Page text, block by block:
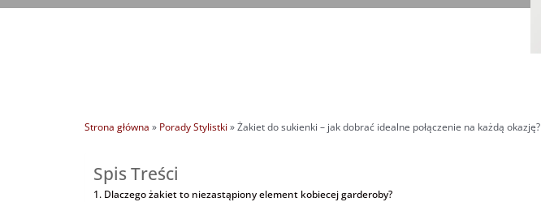
Strona główna » Porady Stylistki »Żakiet do sukienki – jak dobrać idealne połączenie na każdą okazję?
Spis Treści
Dlaczego żakiet to niezastąpiony element kobiecej garderoby?